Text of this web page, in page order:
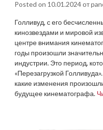
Posted on 10.01.2024от
Голливуд, с его
кинозвездами и мировой
центре внимания
годы произошли
индустрии. Это период,
«Перезагрузкой
какие изменения
будущее кинематографа.